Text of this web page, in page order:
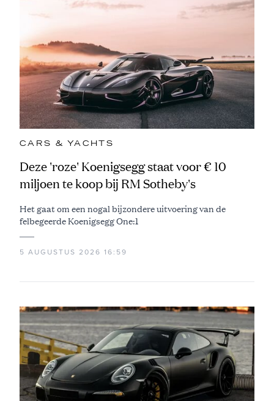
CARS & YACHTS
Deze 'roze' Koenigsegg staat voor € 10
miljoen te koop bij RM Sotheby's
Het gaat om een nogal bijzondere uitvoering van de
felbegeerde Koenigsegg One:1
5 AUGUSTUS 2026 16:59